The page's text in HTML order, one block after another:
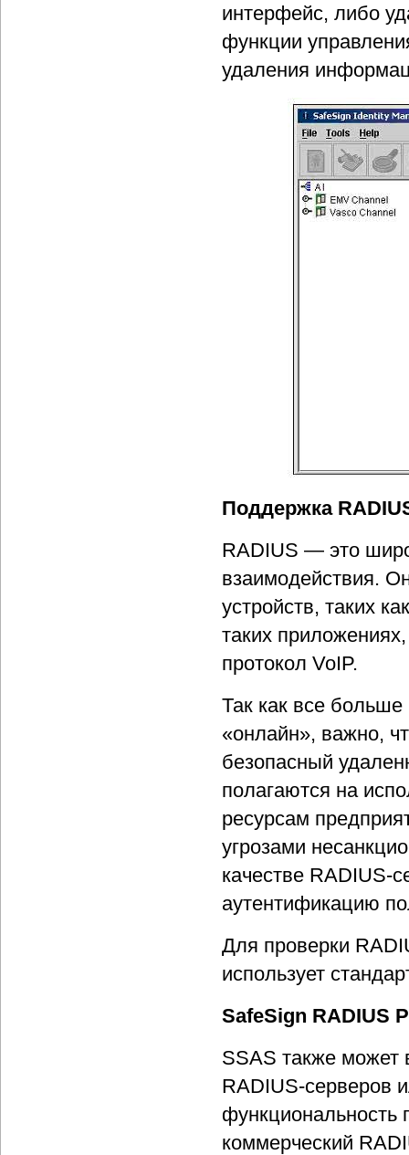
интерфейс, либо
функции
удаления
Поддержка
RADIUS — это
взаимодействия.
устройств, таких
таких
протокол VoIP.
Так как все
«онлайн», важно,
безопасный
полагаются на
ресурсам
угрозами
качестве RADIUS-
аутентификацию
Для проверки
использует
SafeSign RADIUS
SSAS также может
RADIUS-серверов
функциональность
коммерческий